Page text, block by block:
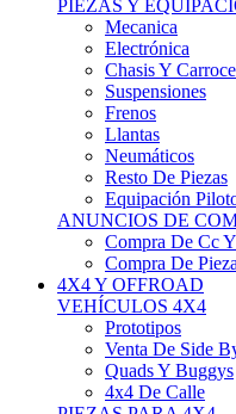
PIEZAS Y
Mecanica
Electrónica
Chasis Y
Suspensiones
Frenos
Llantas
Neumáticos
Resto De Piezas
Equipación
ANUNCIOS DE
Compra De Cc
Compra De
4X4 Y OFFROAD
VEHÍCULOS 4X4
Prototipos
Venta De Side
Quads Y Buggys
4x4 De Calle